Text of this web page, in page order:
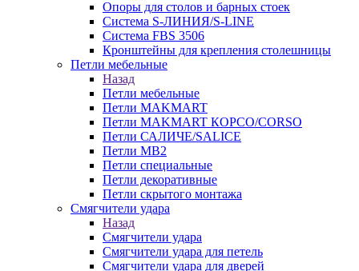
Опоры для столов и барных стоек
Система S-ЛИНИЯ/S-LINE
Система FBS 3506
Кронштейны для крепления столешницы
Петли мебельные
Назад
Петли мебельные
Петли MAKMART
Петли MAKMART КОРСО/CORSO
Петли САЛИЧЕ/SALICE
Петли MB2
Петли специальные
Петли декоративные
Петли скрытого монтажа
Смягчители удара
Назад
Смягчители удара
Смягчители удара для петель
Смягчители удара для дверей